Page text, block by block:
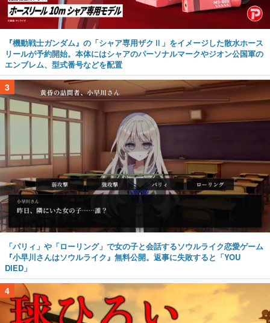
『機動戦士ガンダム』の「シャア専用ザクⅡ」をイメージした散水ホース
リールが予約開始。本体にはシャアのパーソナルマークやジオン公国軍の
エンブレム、型式番号などを配置
3
「パリィ」や「ローリング」で女の子と会話するソウルライク恋愛ゲーム
『小早川さんはソウルライク』無料公開。返事に失敗すると「YOU
DIED」
4